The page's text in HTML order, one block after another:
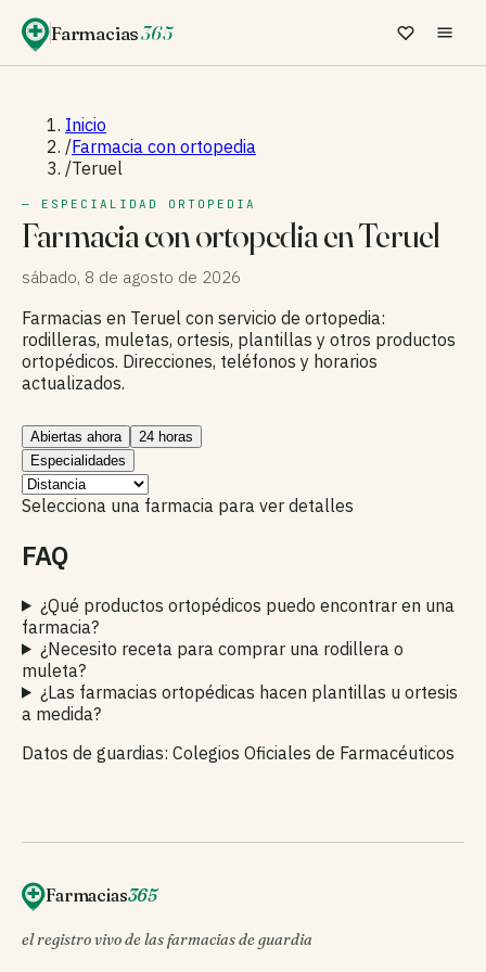
Farmacias365
Inicio
/Farmacia con ortopedia
/Teruel
— ESPECIALIDAD ORTOPEDIA
Farmacia con ortopedia en Teruel
sábado, 8 de agosto de 2026
Farmacias en Teruel con servicio de ortopedia:
rodilleras, muletas, ortesis, plantillas y otros productos
ortopédicos. Direcciones, teléfonos y horarios
actualizados.
Abiertas ahora
24 horas
Especialidades
Selecciona una farmacia para ver detalles
FAQ
¿Qué productos ortopédicos puedo encontrar en una
farmacia?
¿Necesito receta para comprar una rodillera o
muleta?
¿Las farmacias ortopédicas hacen plantillas u ortesis
a medida?
Datos de guardias: Colegios Oficiales de Farmacéuticos
Farmacias365
el registro vivo de las farmacias de guardia